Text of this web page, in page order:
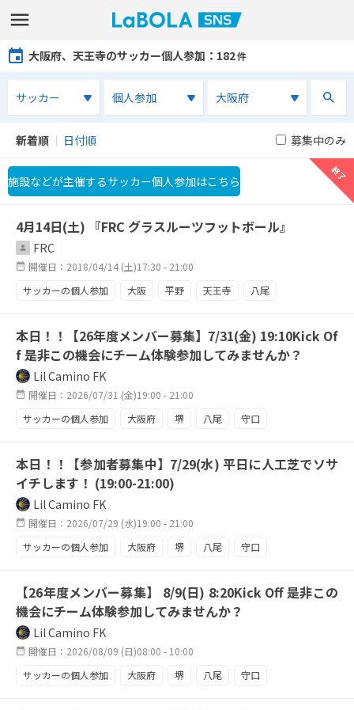
大阪府、天王寺のサッカー個人参加 ：182件
新着順 ｜ 日付順 募集中のみ
施設などが主催するサッカー個人参加はこちら
4月14日(土) 『FRC グラスルーツフットボール』
FRC
開催日：2018/04/14 (土)17:30 - 21:00
中止
サッカーの個人参加 大阪 平野 天王寺
八尾
本日！！【26年度メンバー募集】7/31(金) 19:10Kick Of
f 是非この機会にチーム体験参加してみませんか？
Lil Camino FK
開催日：2026/07/31 (金)19:00 - 21:00
終了
サッカーの個人参加 大阪府 堺 八尾
守口
ナイター練習
駅近 レギュラー奪取
チーム強化中
攻撃陣が欲しい
祝日もサッカー
本日！！【参加者募集中】7/29(水) 平日に人工芝でソサ
イチします！ (19:00-21:00)
Lil Camino FK
開催日：2026/07/29 (水)19:00 - 21:00
終了
サッカーの個人参加 大阪府 堺 八尾
守口
平日からハードに
メンバー募集中
週四活動
ソサイチ
鶴見緑地
【26年度メンバー募集】 8/9(日) 8:20Kick Off 是非この
機会にチーム体験参加してみませんか？
Lil Camino FK
開催日：2026/08/09 (日)08:00 - 10:00
終了
サッカーの個人参加 大阪府 堺 八尾
守口
終了
終了
終了
終了
終了
終了
終了
終了
終了
終了
終了
終了
終了
終了
終了
終了